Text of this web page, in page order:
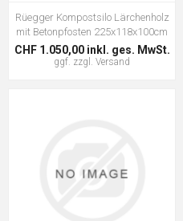
Rüegger Kompostsilo Lärchenholz
mit Betonpfosten 225x118x100cm
CHF 1.050,00 inkl. ges. MwSt.
ggf. zzgl. Versand